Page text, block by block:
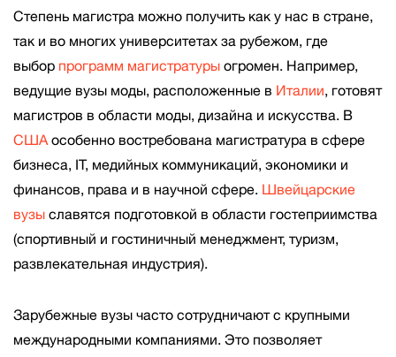
Степень магистра можно получить как у нас в стране,
так и во многих университетах за рубежом, где
выбор программ магистратурыогромен. Например,
ведущие вузы моды, расположенные в Италии, готовят
магистров в области моды, дизайна и искусства. В
СШАособенно востребована магистратура в сфере
бизнеса, IT, медийных коммуникаций, экономики и
финансов, права и в научной сфере. Швейцарские
вузыславятся подготовкой в области гостеприимства
(спортивный и гостиничный менеджмент, туризм,
развлекательная индустрия).
Зарубежные вузы часто сотрудничают с крупными
международными компаниями. Это позволяет